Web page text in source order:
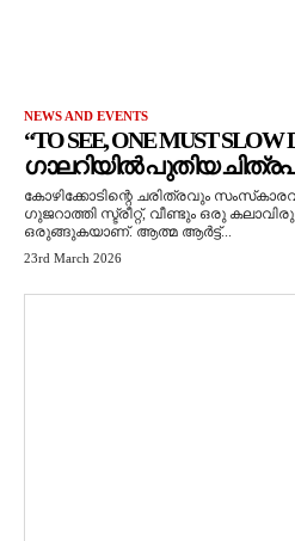
NEWS AND EVENTS
“TO SEE, ONE MUST
ഗാലറിയിൽ പുതിയ
കോഴിക്കോടിന്റെ ചരിത്രവും
ഗുജറാത്തി സ്ട്രീറ്റ്, വീണ്ടും ഒരു
ഒരുങ്ങുകയാണ്. ആത്മ ആർട്ട്...
23rd March 2026